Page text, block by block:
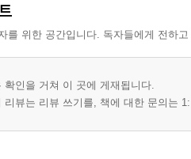
를 위한 공간입니다. 독자들에게 전하
확인을 거쳐 이 곳에 게재됩니다.
리뷰는 리뷰 쓰기를, 책에 대한 문의는